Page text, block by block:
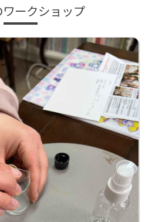
ークショップ